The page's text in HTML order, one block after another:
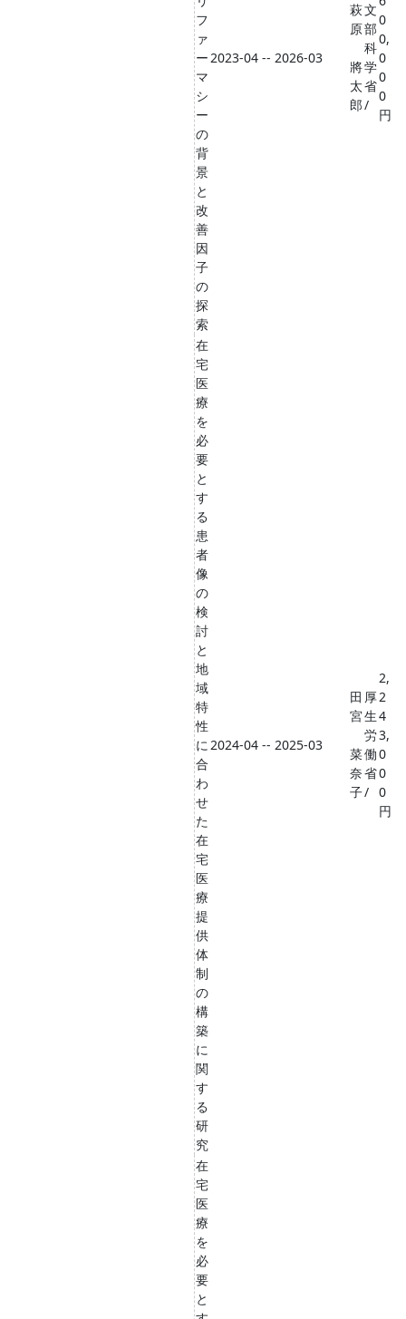
フ
ァ
ー
マ
シ
ー
の
背
景
と
改
善
因
子
の
探
索
2023-04 -- 2026-03
萩
原
將
太
郎
文
部
科
学
省
/
0
0,
0
0
0
円
在
宅
医
療
を
必
要
と
す
る
患
者
像
の
検
討
と
地
域
特
性
に
合
わ
せ
た
在
宅
医
療
提
供
体
制
の
構
築
に
関
す
る
研
究
2024-04 -- 2025-03
田
宮
菜
奈
子
厚
生
労
働
省
/
2,
2
4
3,
0
0
0
円
在
宅
医
療
を
必
要
と